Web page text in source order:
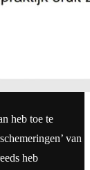
heb toe te
van
heb